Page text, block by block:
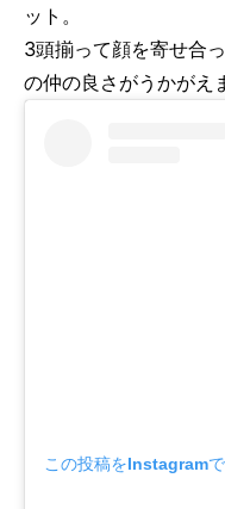
ット。
3頭揃って顔を寄せ合
の仲の良さがうかがえ
この投稿をInstagram